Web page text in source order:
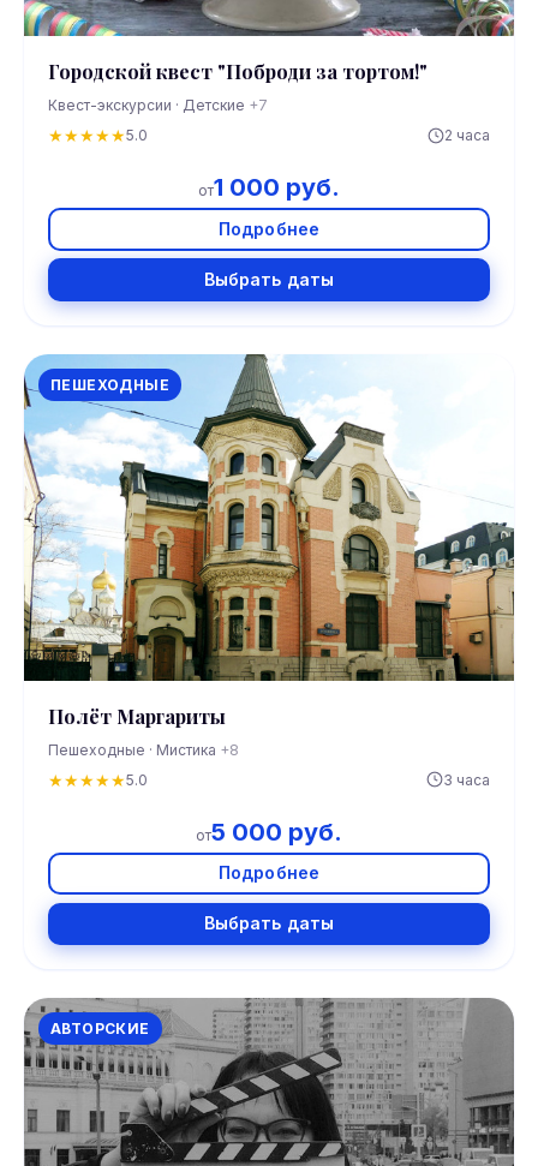
Городской квест "Поброди за тортом!"
Квест-экскурсии · Детские +7
★★★★★5.0 2 часа
от1 000 руб.
Подробнее
Выбрать даты
ПЕШЕХОДНЫЕ
Полёт Маргариты
Пешеходные · Мистика +8
★★★★★5.0 3 часа
от5 000 руб.
Подробнее
Выбрать даты
АВТОРСКИЕ